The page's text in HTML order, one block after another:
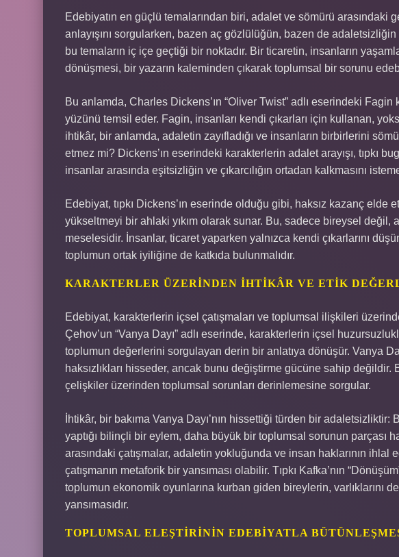
Edebiyatın en güçlü temalarından biri, adalet ve sömürü arasındaki
anlayışını sorgularken, bazen aç gözlülüğün, bazen de
bu temaların iç içe geçtiği bir noktadır. Bir ticaretin, insanların
dönüşmesi, bir yazarın kaleminden çıkarak toplumsal bir sorunu
Bu anlamda, Charles Dickens’ın “Oliver Twist” adlı eserindeki
yüzünü temsil eder. Fagin, insanları kendi çıkarları için kullanan,
ihtikâr, bir anlamda, adaletin zayıfladığı ve insanların birbirlerini
etmez mi? Dickens’ın eserindeki karakterlerin adalet arayışı, tıpkı
insanlar arasında eşitsizliğin ve çıkarcılığın ortadan kalkmasını
Edebiyat, tıpkı Dickens’ın eserinde olduğu gibi, haksız kazanç elde
yükseltmeyi bir ahlaki yıkım olarak sunar. Bu, sadece bireysel değil,
meselesidir. İnsanlar, ticaret yaparken yalnızca kendi çıkarlarını
toplumun ortak iyiliğine de katkıda bulunmalıdır.
KARAKTERLER ÜZERINDEN İHTIKÂR VE ETIK
Edebiyat, karakterlerin içsel çatışmaları ve toplumsal ilişkileri
Çehov’un “Vanya Dayı” adlı eserinde, karakterlerin içsel
toplumun değerlerini sorgulayan derin bir anlatıya dönüşür. Vanya
haksızlıkları hisseder, ancak bunu değiştirme gücüne sahip
çelişkiler üzerinden toplumsal sorunları derinlemesine sorgular.
İhtikâr, bir bakıma Vanya Dayı’nın hissettiği türden bir
yaptığı bilinçli bir eylem, daha büyük bir toplumsal sorunun parçası
arasındaki çatışmalar, adaletin yokluğunda ve insan haklarının
çatışmanın metaforik bir yansıması olabilir. Tıpkı Kafka’nın
toplumun ekonomik oyunlarına kurban giden bireylerin, varlıklarını
yansımasıdır.
TOPLUMSAL ELEŞTIRININ EDEBIYATLA